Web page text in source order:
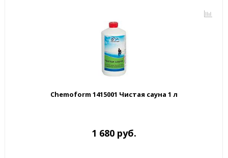
Chemoform 1415001 Чистая сауна 1 л
1 680 руб.